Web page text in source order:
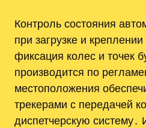
Контроль состояния
при загрузке и
фиксация колес и точек
производится по
местоположения
трекерами с передачей
диспетчерскую